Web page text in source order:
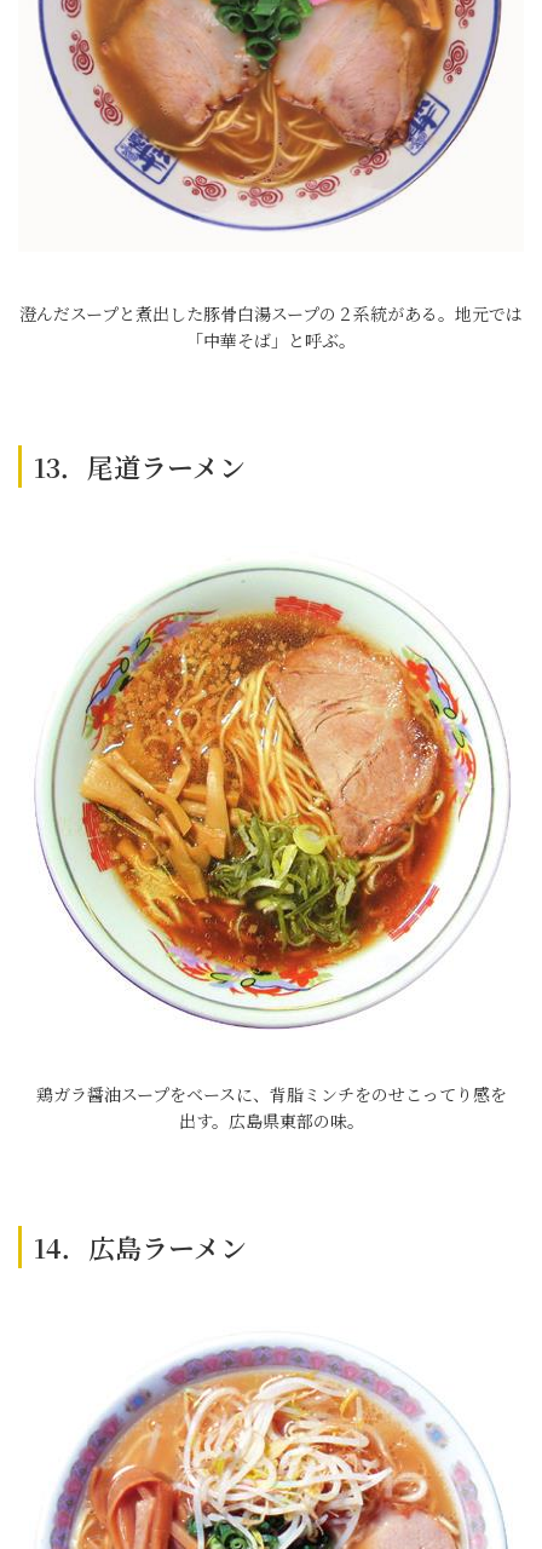
澄んだスープと煮出した豚骨白湯スープの２系統がある。地元では
「中華そば」と呼ぶ。
13．尾道ラーメン
鶏ガラ醤油スープをベースに、背脂ミンチをのせこってり感を
出す。広島県東部の味。
14．広島ラーメン